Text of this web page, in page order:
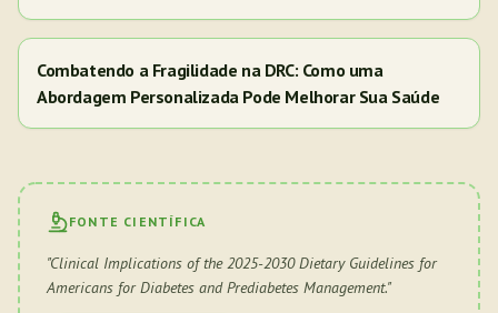
Combatendo a Fragilidade na DRC: Como uma
Abordagem Personalizada Pode Melhorar Sua Saúde
FONTE CIENTÍFICA
"Clinical Implications of the 2025-2030 Dietary Guidelines for
Americans for Diabetes and Prediabetes Management."